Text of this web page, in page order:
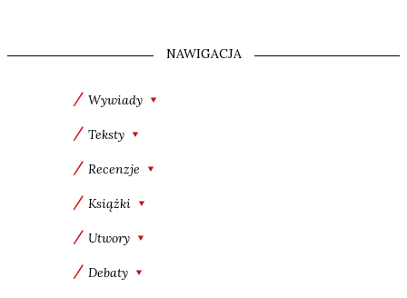
NAWIGACJA
Wywiady
Teksty
Recenzje
Książki
Utwory
Debaty